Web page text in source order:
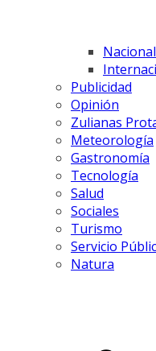
Publicidad
Opinión
Zulianas
Meteorología
Gastronomía
Tecnología
Salud
Sociales
Turismo
Servicio
Natura